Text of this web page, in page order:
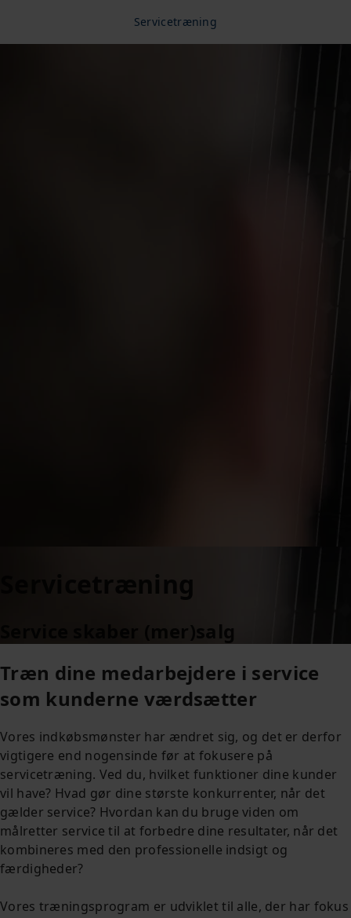
Servicetræning
Service skaber (mer)salg
Træn dine medarbejdere i service
som kunderne værdsætter
Vores indkøbsmønster har ændret sig, og det er derfor
vigtigere end nogensinde før at fokusere på
servicetræning. Ved du, hvilket funktioner dine kunder
vil have? Hvad gør dine største konkurrenter, når det
gælder service? Hvordan kan du bruge viden om
målretter service til at forbedre dine resultater, når det
kombineres med den professionelle indsigt og
færdigheder?
Vores træningsprogram er udviklet til alle, der har fokus